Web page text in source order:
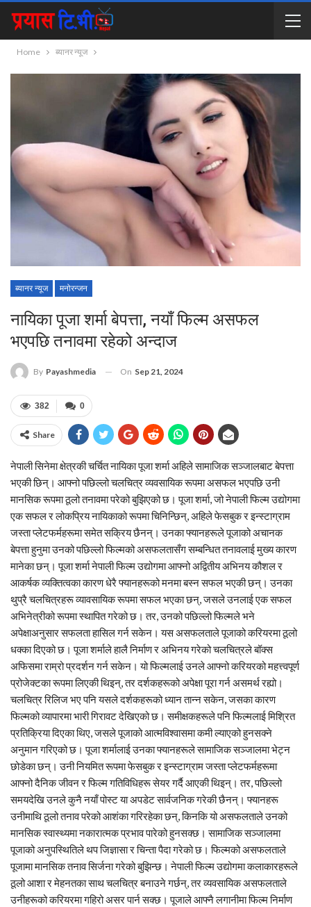
Home ब्यानर न्यूज
ब्यानर न्यूज मनोरन्जन
नायिका पूजा शर्मा बेपत्ता, नयाँ फिल्म असफल
भएपछि तनावमा रहेको अन्दाज
By Payashmedia On Sep 21, 2024
0
382
Share
नेपाली सिनेमा क्षेत्रकी चर्चित नायिका पूजा शर्मा अहिले सामाजिक सञ्जालबाट बेपत्ता
भएकी छिन्। आफ्नो पछिल्लो चलचित्र व्यवसायिक रूपमा असफल भएपछि उनी
मानसिक रूपमा ठूलो तनावमा परेको बुझिएको छ। पूजा शर्मा, जो नेपाली फिल्म उद्योगमा
एक सफल र लोकप्रिय नायिकाको रूपमा चिनिन्छिन्, अहिले फेसबुक र इन्स्टाग्राम
जस्ता प्लेटफर्महरूमा समेत सक्रिय छैनन्। उनका फ्यानहरूले पूजाको अचानक
बेपत्ता हुनुमा उनको पछिल्लो फिल्मको असफलतासँग सम्बन्धित तनावलाई मुख्य कारण
मानेका छन्। पूजा शर्मा नेपाली फिल्म उद्योगमा आफ्नो अद्वितीय अभिनय कौशल र
आकर्षक व्यक्तित्वका कारण धेरै फ्यानहरूको मनमा बस्न सफल भएकी छन्। उनका
थुप्रै चलचित्रहरू व्यावसायिक रूपमा सफल भएका छन्, जसले उनलाई एक सफल
अभिनेत्रीको रूपमा स्थापित गरेको छ। तर, उनको पछिल्लो फिल्मले भने
अपेक्षाअनुसार सफलता हासिल गर्न सकेन। यस असफलताले पूजाको करियरमा ठूलो
धक्का दिएको छ। पूजा शर्माले हालै निर्माण र अभिनय गरेको चलचित्रले बॉक्स
अफिसमा राम्रो प्रदर्शन गर्न सकेन। यो फिल्मलाई उनले आफ्नो करियरको महत्त्वपूर्ण
प्रोजेक्टका रूपमा लिएकी थिइन्, तर दर्शकहरूको अपेक्षा पूरा गर्न असमर्थ रह्यो।
चलचित्र रिलिज भए पनि यसले दर्शकहरूको ध्यान तान्न सकेन, जसका कारण
फिल्मको व्यापारमा भारी गिरावट देखिएको छ। समीक्षकहरूले पनि फिल्मलाई मिश्रित
प्रतिक्रिया दिएका थिए, जसले पूजाको आत्मविश्वासमा कमी ल्याएको हुनसक्ने
अनुमान गरिएको छ। पूजा शर्मालाई उनका फ्यानहरूले सामाजिक सञ्जालमा भेट्न
छोडेका छन्। उनी नियमित रूपमा फेसबुक र इन्स्टाग्राम जस्ता प्लेटफर्महरूमा
आफ्नो दैनिक जीवन र फिल्म गतिविधिहरू सेयर गर्दै आएकी थिइन्। तर, पछिल्लो
समयदेखि उनले कुनै नयाँ पोस्ट या अपडेट सार्वजनिक गरेकी छैनन्। फ्यानहरू
उनीमाथि ठूलो तनाव परेको आशंका गरिरहेका छन्, किनकि यो असफलताले उनको
मानसिक स्वास्थ्यमा नकारात्मक प्रभाव पारेको हुनसक्छ। सामाजिक सञ्जालमा
पूजाको अनुपस्थितिले थप जिज्ञासा र चिन्ता पैदा गरेको छ। फिल्मको असफलताले
पूजामा मानसिक तनाव सिर्जना गरेको बुझिन्छ। नेपाली फिल्म उद्योगमा कलाकारहरूले
ठूलो आशा र मेहनतका साथ चलचित्र बनाउने गर्छन्, तर व्यवसायिक असफलताले
उनीहरूको करियरमा गहिरो असर पार्न सक्छ। पूजाले आफ्नै लगानीमा फिल्म निर्माण